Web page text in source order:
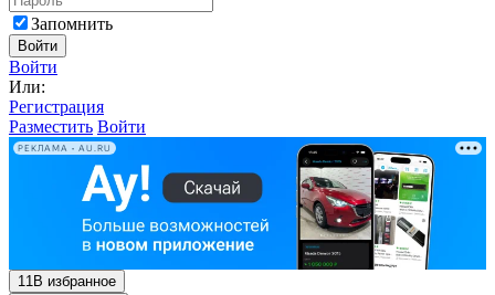
Запомнить
Войти
Войти
Или:
Регистрация
Разместить Войти
РЕКЛАМА • AU.RU
11В избранное